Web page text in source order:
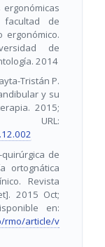
ergonómicas
de
ergonómico.
de
2014
Tristán P.
y su
2015;
URL:
quirúrgica de
ortognática
Revista
2015 Oct;
en:
rmo/article/v